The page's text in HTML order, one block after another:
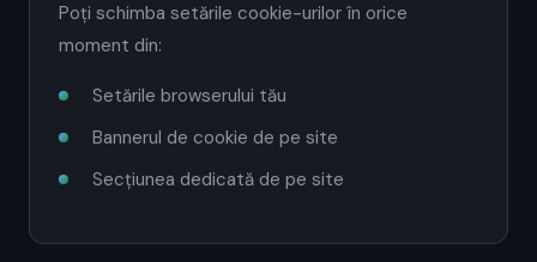
Poți schimba setările cookie-urilor în orice
moment din:
Setările browserului tău
Bannerul de cookie de pe site
Secțiunea dedicată de pe site